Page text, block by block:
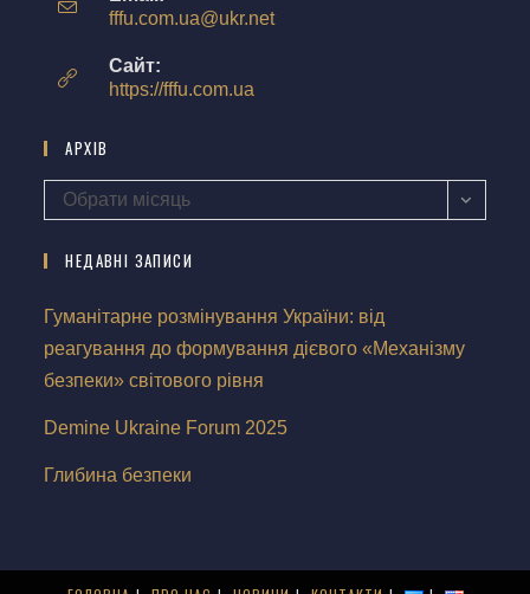
fffu.com.ua@ukr.net
Сайт:
https://fffu.com.ua
АРХІВ
Обрати місяць
НЕДАВНІ ЗАПИСИ
Гуманітарне розмінування України: від
реагування до формування дієвого «Механізму
безпеки» світового рівня
Demine Ukraine Forum 2025
Глибина безпеки